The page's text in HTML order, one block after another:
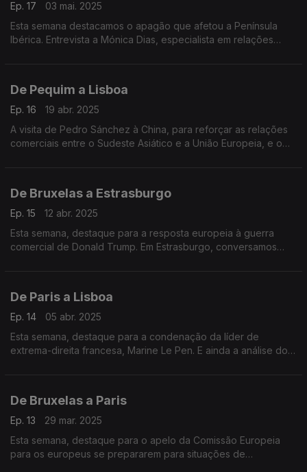
Ep. 17
03 mai. 2025
Esta semana destacamos o apagão que afetou a Península
Ibérica. Entrevista a Mónica Dias, especialista em relações
De Pequim a Lisboa
Ep. 16
19 abr. 2025
A visita de Pedro Sánchez à China, para reforçar as relações
comerciais entre o Sudeste Asiático e a União Europeia, e o
De Bruxelas a Estrasburgo
Ep. 15
12 abr. 2025
Esta semana, destaque para a resposta europeia à guerra
comercial de Donald Trump. Em Estrasburgo, conversamos
De Paris a Lisboa
Ep. 14
05 abr. 2025
Esta semana, destaque para a condenação da líder de
extrema-direita francesa, Marine Le Pen. E ainda a análise do
De Bruxelas a Paris
Ep. 13
29 mar. 2025
Esta semana, destaque para o apelo da Comissão Europeia
para os europeus se prepararem para situações de